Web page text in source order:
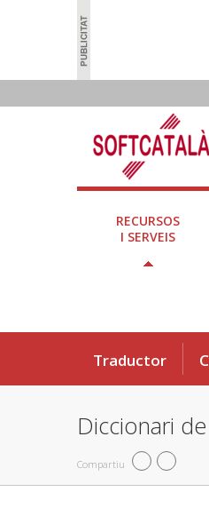
RECURSOS
I SERVEIS
Traductor
Diccionari
Compartiu